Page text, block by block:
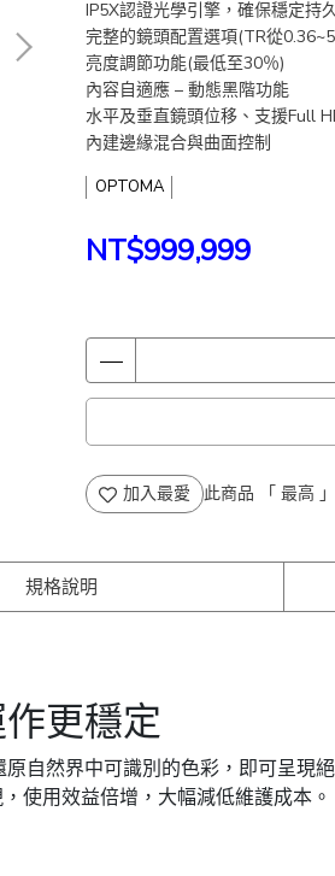
IP5X認證光學引擎，確保穩定持
完整的鏡頭配置選項(TR從
亮度調節功能(最低至30％)
內容自適應 – 動態黑階功能
水平及垂直鏡頭位移、支援Full
內建邊緣混合與曲面控制
OPTOMA
NT$999,999
加入最愛 此商品 「 最高
規格說明
更穩定
自然界中可識別的色彩，即可呈現
使用效益倍增，大幅減低維護成本。